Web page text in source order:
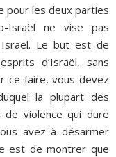
pour les deux parties
Israël ne vise pas
Le but est de
d’Israël, sans
ce faire, vous devez
la plupart des
de violence qui dure
avez à désarmer
est de montrer que